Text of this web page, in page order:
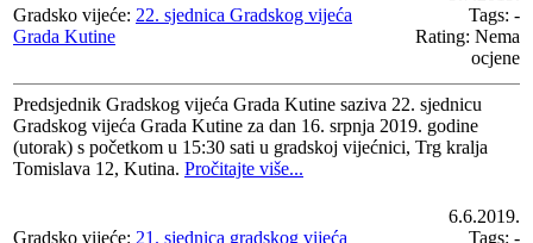
Gradsko vijeće: 22. sjednica Gradskog vijeća
Grada Kutine
Tags: -
Rating: Nema
ocjene
Predsjednik Gradskog vijeća Grada Kutine saziva 22. sjednicu
Gradskog vijeća Grada Kutine za dan 16. srpnja 2019. godine
(utorak) s početkom u 15:30 sati u gradskoj vijećnici, Trg kralja
Tomislava 12, Kutina. Pročitajte više...
Gradsko vijeće: 21. sjednica gradskog vijeća
6.6.2019.
Tags: -